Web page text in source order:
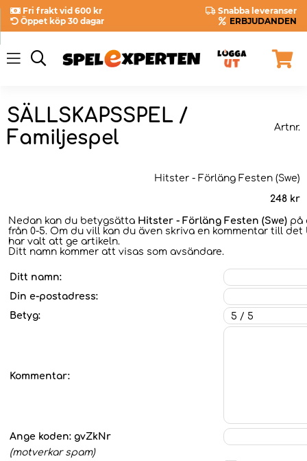
Fri frakt vid 600 kr
Snabba leveranser
Öppet köp 30 dagar
ERBJUDANDEN
SÄLLSKAPSSPEL /
Familjespel
Artnr.
Hitster - Förläng Festen (Swe)
248 kr
Nedan kan du betygsätta Hitster - Förläng Festen (Swe) på
från 0-5. Om du vill kan du även skriva en kommentar till det
har valt att ge artikeln.
Ditt namn kommer att visas som avsändare.
Ditt namn:
Din e-postadress:
Betyg:
Kommentar:
Ange koden: gvZkNr
(motverkar spam)